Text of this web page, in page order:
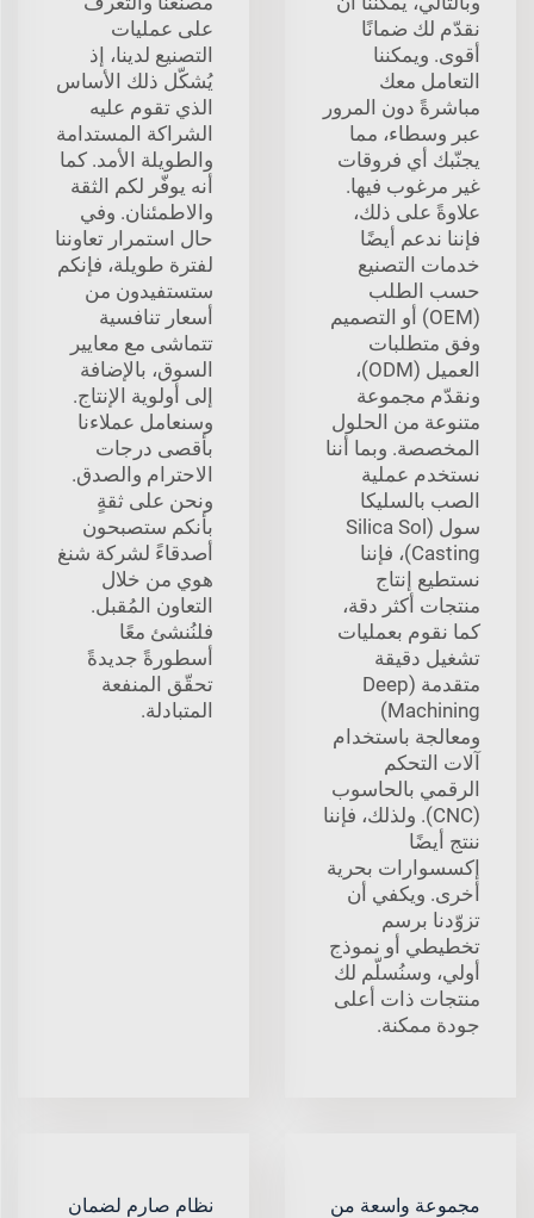
نقدّم لك ضمانًا
أقوى. ويمكننا
التعامل معك
مباشرةً دون المرور
عبر وسطاء، مما
يجنّبك أي فروقات
غير مرغوب فيها.
علاوةً على ذلك،
فإننا ندعم أيضًا
خدمات التصنيع
حسب الطلب
(OEM) أو التصميم
وفق متطلبات
العميل (ODM)،
ونقدّم مجموعة
متنوعة من الحلول
المخصصة. وبما أننا
نستخدم عملية
الصب بالسليكا
سول (Silica Sol
Casting)، فإننا
نستطيع إنتاج
منتجات أكثر دقة،
كما نقوم بعمليات
تشغيل دقيقة
متقدمة (Deep
Machining)
ومعالجة باستخدام
آلات التحكم
الرقمي بالحاسوب
(CNC). ولذلك، فإننا
ننتج أيضًا
إكسسوارات بحرية
أخرى. ويكفي أن
تزوّدنا برسم
تخطيطي أو نموذج
أولي، وسنُسلّم لك
منتجات ذات أعلى
جودة ممكنة.
على عمليات
التصنيع لدينا، إذ
يُشكّل ذلك الأساس
الذي تقوم عليه
الشراكة المستدامة
والطويلة الأمد. كما
أنه يوفّر لكم الثقة
والاطمئنان. وفي
حال استمرار تعاوننا
لفترة طويلة، فإنكم
ستستفيدون من
أسعار تنافسية
تتماشى مع معايير
السوق، بالإضافة
إلى أولوية الإنتاج.
وسنعامل عملاءنا
بأقصى درجات
الاحترام والصدق.
ونحن على ثقةٍ
بأنكم ستصبحون
أصدقاءً لشركة شنغ
هوي من خلال
التعاون المُقبل.
فلنُنشئ معًا
أسطورةً جديدةً
تحقّق المنفعة
المتبادلة.
مجموعة واسعة من
نظام صارم لضمان